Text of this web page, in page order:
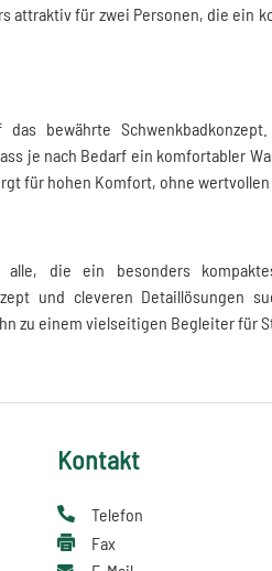
attraktiv für zwei Personen, die ein
bewährte Schwenkbadkonzept.
je nach Bedarf ein komfortabler
für hohen Komfort, ohne wertvollen
die ein besonders
und cleveren Detaillösungen
zu einem vielseitigen Begleiter für
Kontakt
Telefon
Fax